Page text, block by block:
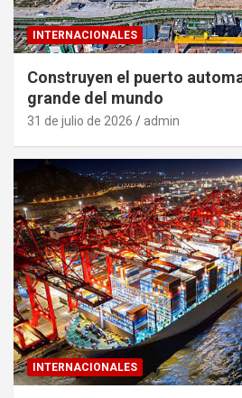
INTERNACIONALES
Construyen el puerto
grande del mundo
31 de julio de 2026 admin
INTERNACIONALES